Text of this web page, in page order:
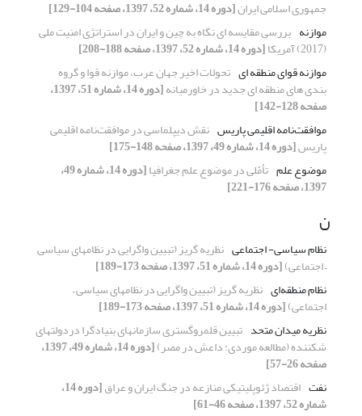
جمهوری اسلامی ایران[دوره 14، شماره 52، 1397، صفحه 104-129]
موازنه بررسی مقایسه ای نگاه به چین و ایران در استراتژی امنیت ملی
(2017) آمریکا
[دوره 14، شماره 52، 1397، صفحه 188-208]
موازنه قوای منطقه ای تحولات اخیر جهان عرب، موازنه قوا و گروه
بندی های منطقه ای جدید در خاورمیانه [دوره 14، شماره 51، 1397،
صفحه 128-142]
موافقت‌نامه اقلیمی پاریس نقش دیپلماسی در موافقت‌نامه اقلیمی
پاریس[دوره 14، شماره 49، 1397، صفحه 148-175]
موضوع علم تأمّلی در موضوع علم جغرافیا [دوره 14، شماره 49،
1397، صفحه 176-221]
ن
نظام سیاسی- اجتماعی نظریه گریز (تبیین واگرایی در نظامهای سیاسی
– اجتماعی)[دوره 14، شماره 51، 1397، صفحه 173-189]
نظام منطقه‌ای نظریه گریز (تبیین واگرایی در نظامهای سیاسی –
اجتماعی)[دوره 14، شماره 51، 1397، صفحه 173-189]
نظریه میدان متحد تبیین قلمروگستری سازمانهای بنیادگرا دردولتهای
شکننده (مطالعه موردی: داعش در مصر) [دوره 14، شماره 49، 1397،
صفحه 26-57]
نفت اقتصاد ژئوپلیتیکی منازعه در جنگ ایران و عراق [دوره 14،
شماره 52، 1397، صفحه 46-61]